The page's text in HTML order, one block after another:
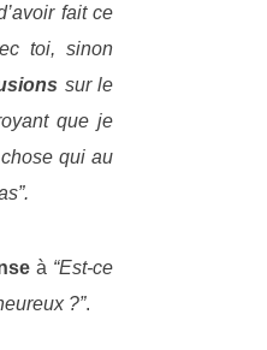
fait ce
toi, sinon
sur le
que je
qui au
à “Est-ce
?”.